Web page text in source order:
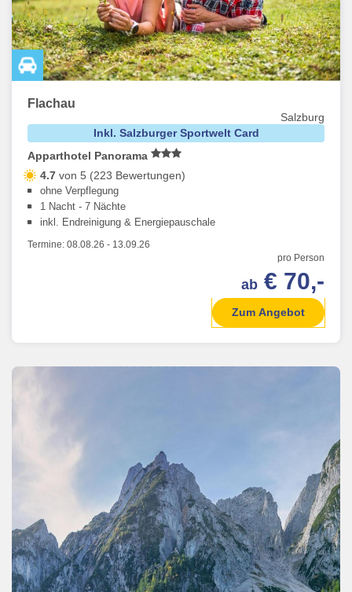
Flachau
Salzburg
Inkl. Salzburger Sportwelt Card
Apparthotel Panorama
4.7 von 5 (223 Bewertungen)
ohne Verpflegung
1 Nacht - 7 Nächte
inkl. Endreinigung & Energiepauschale
Termine: 08.08.26 - 13.09.26
pro Person
ab € 70,-
Zum Angebot